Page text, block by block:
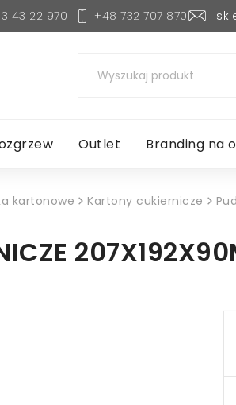
43 22 970 +48 732 707 870
Outlet Branding na
kartonowe Kartony cukiernicze